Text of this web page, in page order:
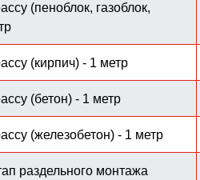
(пеноблок, газоблок,
(кирпич) - 1 метр
(бетон) - 1 метр
(железобетон) - 1 метр
раздельного монтажа